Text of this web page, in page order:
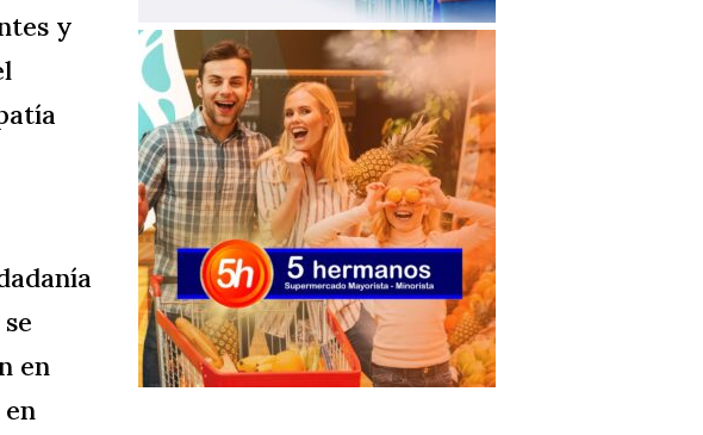
y
en